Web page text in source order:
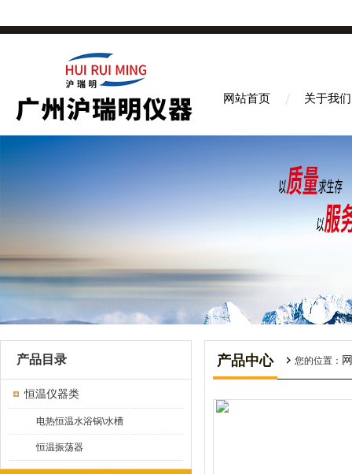
网站首页 关于我们
产品目录
恒温仪器类
电热恒温水浴锅\水槽
恒温振荡器
产品中心 您的位置：